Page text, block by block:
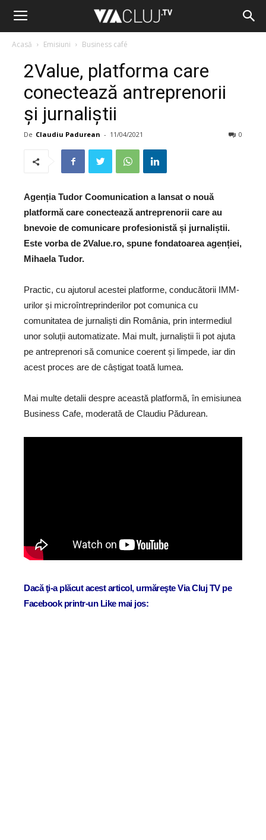
Acasă Emisiuni Business café
2Value, platforma care
conectează antreprenorii
și jurnaliștii
De Claudiu Padurean - 11/04/2021 0
Agenția Tudor Coomunication a lansat o nouă
platformă care conectează antreprenorii care au
bnevoie de comunicare profesionistă și jurnaliștii.
Este vorba de 2Value.ro, spune fondatoarea agenției,
Mihaela Tudor.
Practic, cu ajutorul acestei platforme, conducătorii IMM-
urilor și microîntreprinderilor pot comunica cu
comunitatea de jurnaliști din România, prin intermediul
unor soluții automatizate. Mai mult, jurnaliștii îi pot ajuta
pe antreprenori să comunice coerent și limpede, iar din
acest proces are de câștigat toată lumea.
Mai multe detalii despre această platformă, în emisiunea
Business Cafe, moderată de Claudiu Pădurean.
Dacă ţi-a plăcut acest articol, urmăreşte Via Cluj TV pe
Facebook printr-un Like mai jos: